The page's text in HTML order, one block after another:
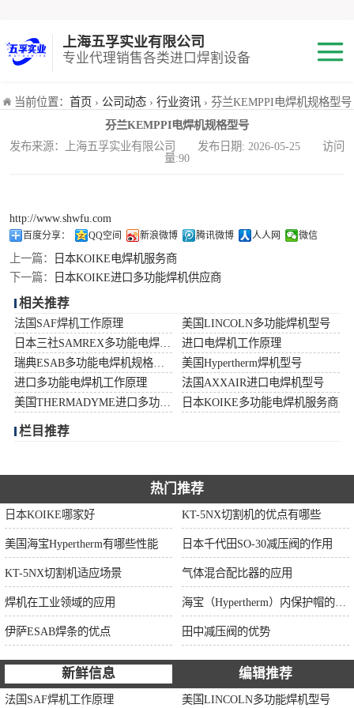
上海五孚实业有限公司
专业代理销售各类进口焊割设备
当前位置： 首页 › 公司动态 › 行业资讯 › 芬兰KEMPPI电焊机规格型号
芬兰KEMPPI电焊机规格型号
发布来源：上海五孚实业有限公司 发布日期: 2026-05-25 访问
量:90
http://www.shwfu.com
百度分享： QQ空间 新浪微博 腾讯微博 人人网 微信
上一篇：
日本KOIKE电焊机服务商
下一篇：
日本KOIKE进口多功能焊机供应商
相关推荐
法国SAF焊机工作原理
美国LINCOLN多功能焊机型号
进口电焊机工作原理
美国Hypertherm焊机型号
进口多功能电焊机工作原理
法国AXXAIR进口电焊机型号
日本KOIKE多功能电焊机服务商
栏目推荐
热门推荐
日本KOIKE哪家好 KT-5NX切割机的优点有哪些
美国海宝Hypertherm有哪些性能 日本千代田SO-30减压阀的作用
KT-5NX切割机适应场景 气体混合配比器的应用
焊机在工业领域的应用
伊萨ESAB焊条的优点 田中减压阀的优势
新鲜信息 编辑推荐
法国SAF焊机工作原理 美国LINCOLN多功能焊机型号
焊机
切割机
小池划线嘴
气体混合配比器
海宝Hypertherm
减压阀
伊萨ESAB焊条
面罩